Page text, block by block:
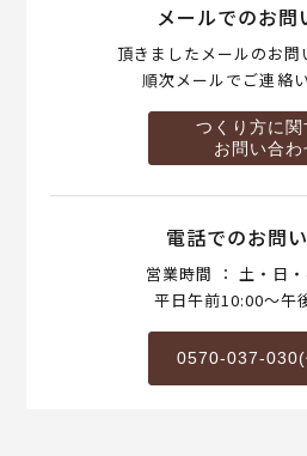
メールでのお問
頂きましたメールのお問
順次メールでご連絡
つくり方に関
お問い合わ
電話でのお問
営業時間 ： 土・日
平日午前10:00～午
0570-037-030(